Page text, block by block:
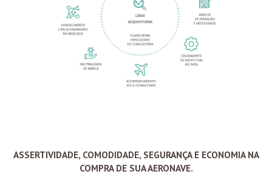
ASSERTIVIDADE, COMODIDADE, SEGURANÇA E ECONOMIA NA
COMPRA DE SUA AERONAVE.